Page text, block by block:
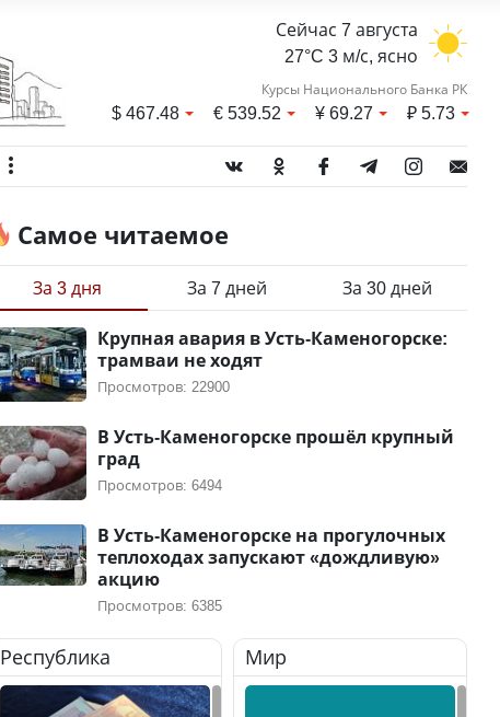
Сейчас 7 августа
27°C 3 м/с, ясно
Курсы Национального Банка РК
$467.48 €539.52 ¥69.27 ₽5.73
Самое читаемое
За 3 дня За 7 дней За 30 дней
Крупная авария в Усть-Каменогорске:
трамваи не ходят
Просмотров: 22900
В Усть-Каменогорске прошёл крупный
град
Просмотров: 6494
В Усть-Каменогорске на прогулочных
теплоходах запускают «дождливую»
акцию
Просмотров: 6385
Республика Мир